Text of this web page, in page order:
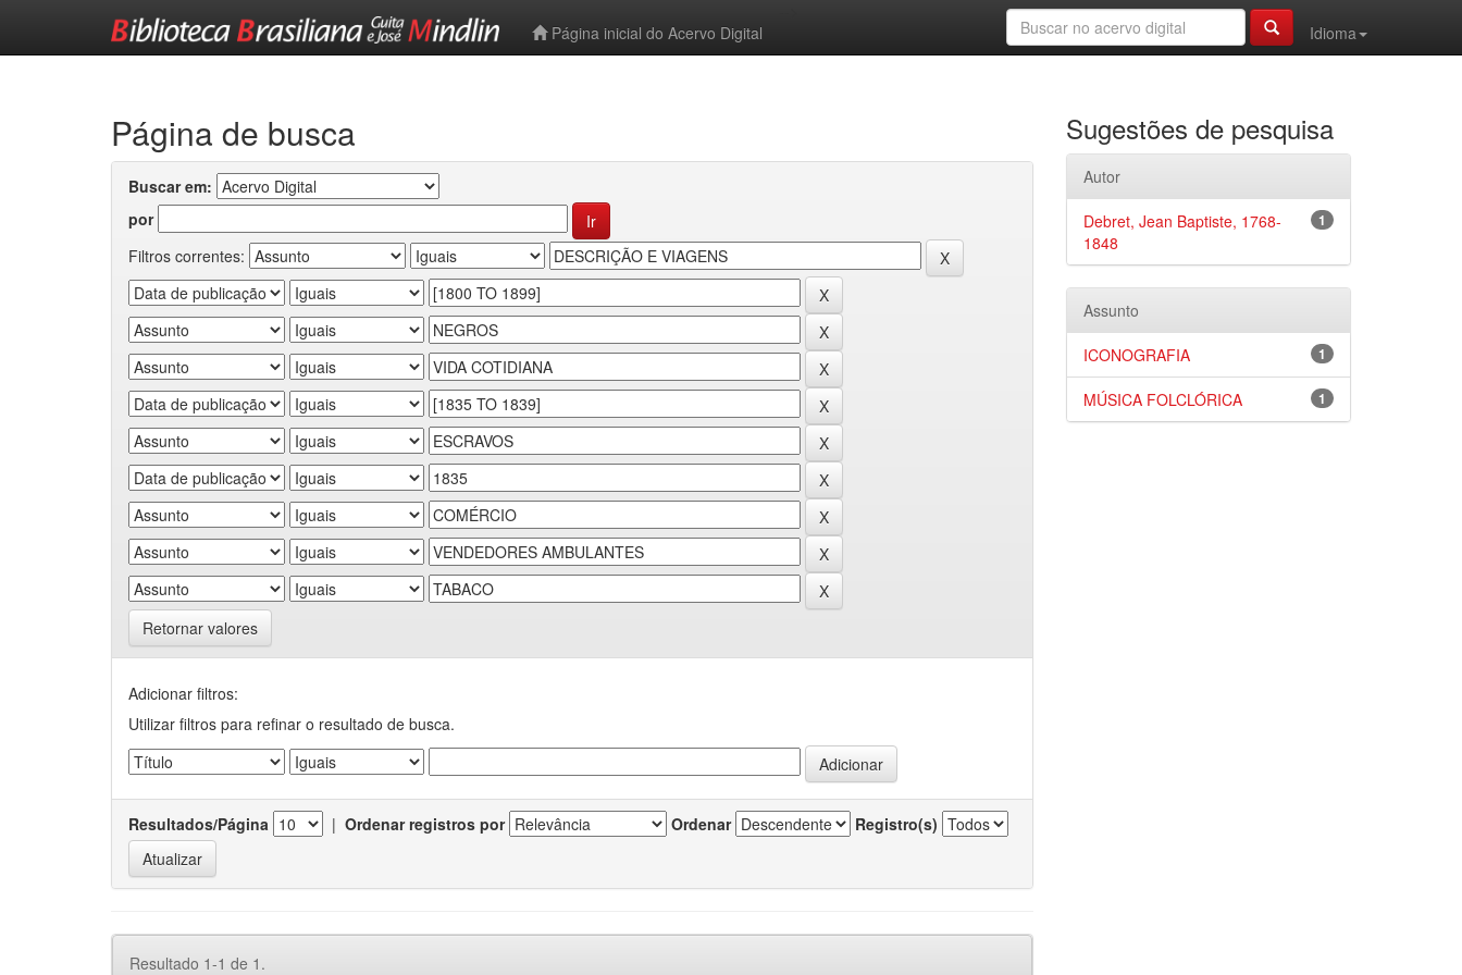
Página inicial do Acervo Digital
Idioma
Página de busca
Buscar em:
por
Filtros correntes:
Retornar valores
Adicionar filtros:
Utilizar filtros para refinar o resultado de busca.
Resultados/Página | Ordenar registros por Ordenar Registro(s)
Resultado 1-1 de 1.
Sugestões de pesquisa
Autor
1
Debret, Jean Baptiste, 1768-
1848
Assunto
1
ICONOGRAFIA
1
MÚSICA FOLCLÓRICA